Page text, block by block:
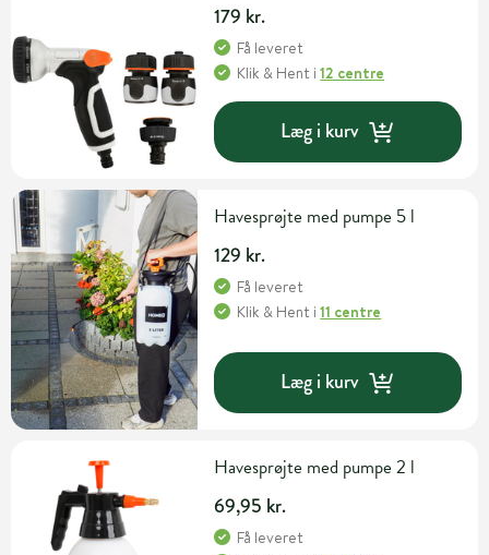
179 kr.
Få leveret
Klik & Hent i12 centre
Læg i kurv
Havesprøjte med pumpe 5 l
129 kr.
Få leveret
Klik & Hent i11 centre
Læg i kurv
Havesprøjte med pumpe 2 l
69,95 kr.
Få leveret